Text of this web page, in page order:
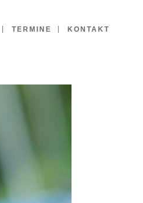
TERMINE KONTAKT